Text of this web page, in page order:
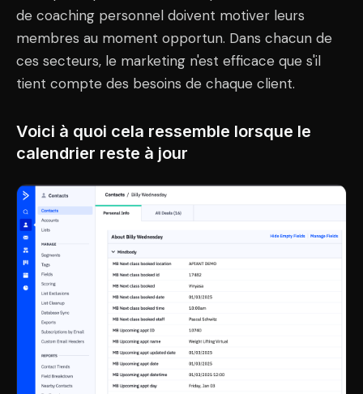
de coaching personnel doivent motiver leurs
membres au moment opportun. Dans chacun de
ces secteurs, le marketing n'est efficace que s'il
tient compte des besoins de chaque client.
Voici à quoi cela ressemble lorsque le
calendrier reste à jour